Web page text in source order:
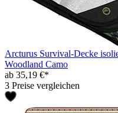
Arcturus Survival-Decke
Woodland Camo
ab 35,19 €*
3 Preise vergleichen